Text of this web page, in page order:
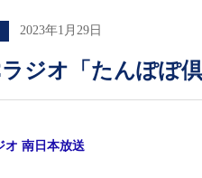
2023年1月29日
ジオ「たんぽぽ倶
オ 南日本放送